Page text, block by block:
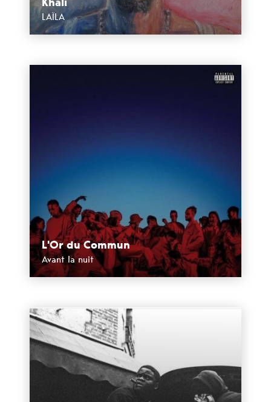
LAÏLA
L'Or du Commun
Avant la nuit